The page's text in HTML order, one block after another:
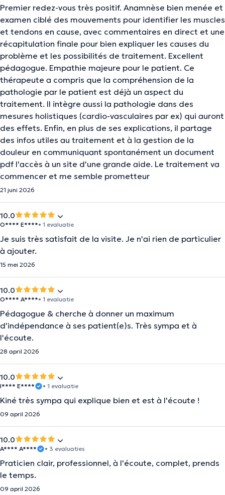
Premier redez-vous très positif. Anamnèse bien menée et
examen ciblé des mouvements pour identifier les muscles
et tendons en cause, avec commentaires en direct et une
récapitulation finale pour bien expliquer les causes du
problème et les possibilités de traitement. Excellent
pédagogue. Empathie majeure pour le patient. Ce
thérapeute a compris que la compréhension de la
pathologie par le patient est déjà un aspect du
traitement. Il intègre aussi la pathologie dans des
mesures holistiques (cardio-vasculaires par ex) qui auront
des effets. Enfin, en plus de ses explications, il partage
des infos utiles au traitement et à la gestion de la
douleur en communiquant spontanément un document
pdf l'accès à un site d'une grande aide. Le traitement va
commencer et me semble prometteur
21 juni 2026
10.0
O**** E****• 1 evaluatie
Je suis très satisfait de la visite. Je n'ai rien de particulier
à ajouter.
15 mei 2026
10.0
O**** A****• 1 evaluatie
Pédagogue & cherche à donner un maximum
d'indépendance à ses patient(e)s. Très sympa et à
l'écoute.
28 april 2026
10.0
I**** E**** • 1 evaluatie
Kiné très sympa qui explique bien et est à l'écoute !
09 april 2026
10.0
A**** A**** • 3 evaluaties
Praticien clair, professionnel, à l'écoute, complet, prends
le temps.
09 april 2026